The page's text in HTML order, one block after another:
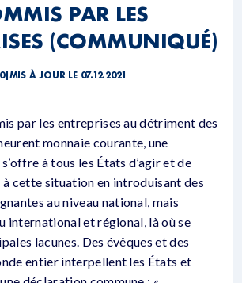
PAR LES
(COMMUNIQUÉ)
| MIS À JOUR LE 07.12.2021
par les entreprises au détriment des
monnaie courante, une
à tous les États d’agir et de
cette situation en introduisant des
au niveau national, mais
international et régional, là où se
lacunes. Des évêques et des
entier interpellent les États et